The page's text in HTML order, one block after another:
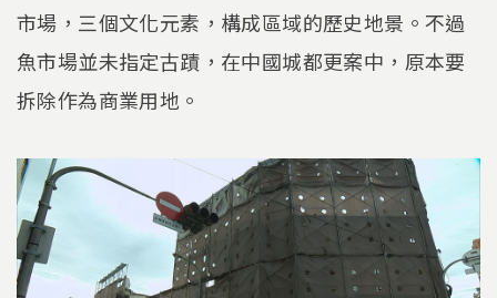
市場，三個文化元素，構成區域的歷史地景。不過
魚市場並未指定古蹟，在中國城都更案中，原本要
拆除作為商業用地。